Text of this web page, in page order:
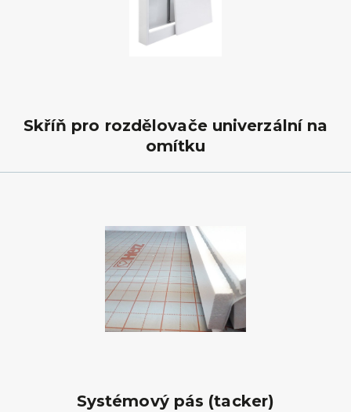
Skříň pro rozdělovače univerzální na
omítku
Systémový pás (tacker)